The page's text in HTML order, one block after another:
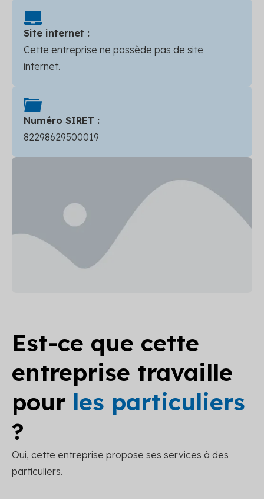
Site internet :
Cette entreprise ne possède pas de site
internet.
Numéro SIRET :
82298629500019
Est-ce que cette
entreprise travaille
pour les particuliers
?
Oui, cette entreprise propose ses services à des
particuliers.